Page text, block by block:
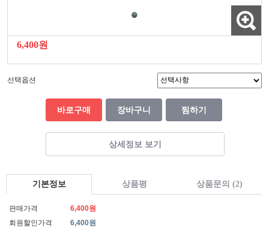
6,400원
선택옵션
바로구매 장바구니 찜하기
상세정보 보기
기본정보 상품평 상품문의 (2)
판매가격
6,400원
회원할인가격
6,400원